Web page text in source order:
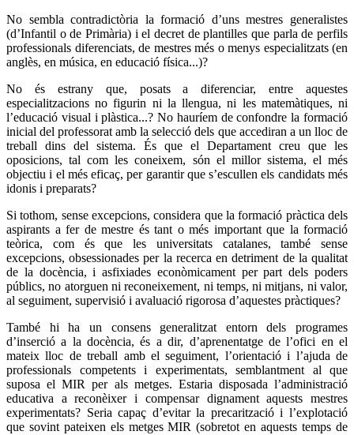
No sembla contradictòria la formació d’uns mestres generalistes
(d’Infantil o de Primària) i el decret de plantilles que parla de perfils
professionals diferenciats, de mestres més o menys especialitzats (en
anglès, en música, en educació física...)?
No és estrany que, posats a diferenciar, entre aquestes
especialitzacions no figurin ni la llengua, ni les matemàtiques, ni
l’educació visual i plàstica...? No hauríem de confondre la formació
inicial del professorat amb la selecció dels que accediran a un lloc de
treball dins del sistema. És que el Departament creu que les
oposicions, tal com les coneixem, són el millor sistema, el més
objectiu i el més eficaç, per garantir que s’escullen els candidats més
idonis i preparats?
Si tothom, sense excepcions, considera que la formació pràctica dels
aspirants a fer de mestre és tant o més important que la formació
teòrica, com és que les universitats catalanes, també sense
excepcions, obsessionades per la recerca en detriment de la qualitat
de la docència, i asfixiades econòmicament per part dels poders
públics, no atorguen ni reconeixement, ni temps, ni mitjans, ni valor,
al seguiment, supervisió i avaluació rigorosa d’aquestes pràctiques?
També hi ha un consens generalitzat entorn dels programes
d’inserció a la docència, és a dir, d’aprenentatge de l’ofici en el
mateix lloc de treball amb el seguiment, l’orientació i l’ajuda de
professionals competents i experimentats, semblantment al que
suposa el MIR per als metges. Estaria disposada l’administració
educativa a reconèixer i compensar dignament aquests mestres
experimentats? Seria capaç d’evitar la precarització i l’explotació
que sovint pateixen els metges MIR (sobretot en aquests temps de